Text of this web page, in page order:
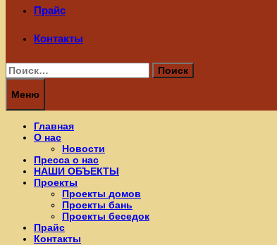
Прайс
Контакты
Найти:
Меню
Главная
О нас
Новости
Пресса о нас
НАШИ ОБЪЕКТЫ
Проекты
Проекты домов
Проекты бань
Проекты беседок
Прайс
Контакты